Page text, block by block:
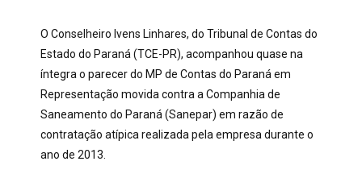
O Conselheiro Ivens Linhares, do Tribunal de Contas do
Estado do Paraná (TCE-PR), acompanhou quase na
íntegra o parecer do MP de Contas do Paraná em
Representação movida contra a Companhia de
Saneamento do Paraná (Sanepar) em razão de
contratação atípica realizada pela empresa durante o
ano de 2013.